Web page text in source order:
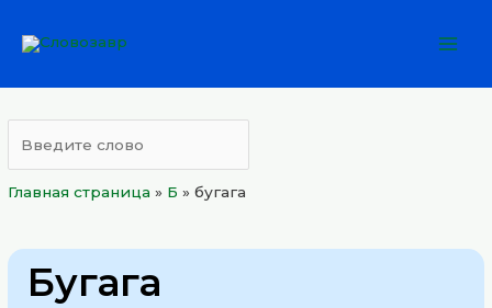
Главная страница » Б »бугага
Бугага